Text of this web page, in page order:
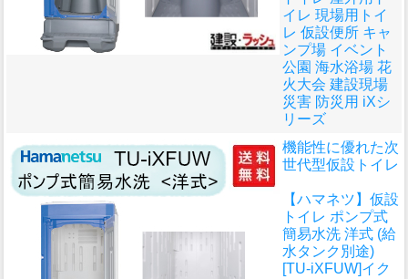
イレ 現場用トイ
レ 仮設便所 キャ
ンプ場 イベント
公園 海水浴場 花
火大会 建設現場
災害 防災用 iXシ
リーズ
機能性に優れた次
世代型仮設トイレ
【ハマネツ】仮設
トイレ ポンプ式
簡易水洗 洋式 (給
水タンク別途)
[TU-iXFUW]イク